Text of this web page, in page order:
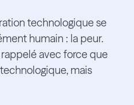
technologique se
humain : la peur.
avec force que
mais